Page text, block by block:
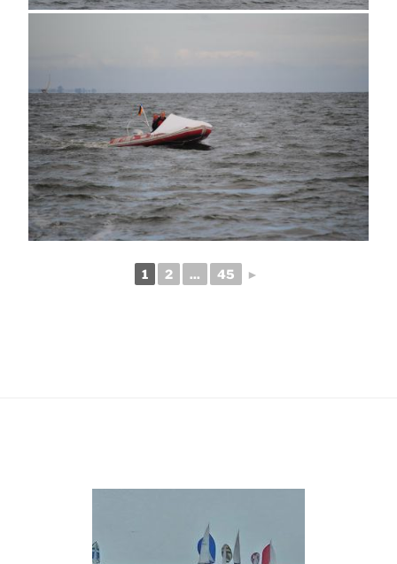
1 2 ... 45 ►